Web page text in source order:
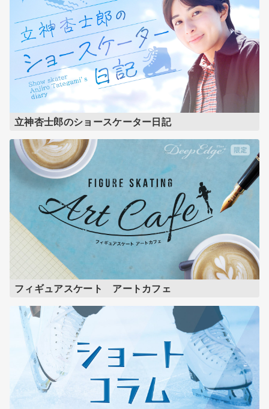
立神杏士郎のショースケーター日記
フィギュアスケート アートカフェ